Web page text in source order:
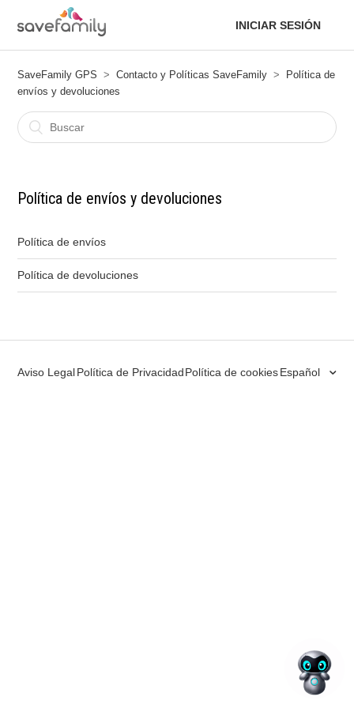
INICIAR SESIÓN
SaveFamily GPS Contacto y Políticas SaveFamily
Política de
envíos y devoluciones
Política de envíos y devoluciones
Política de envíos
Política de devoluciones
Aviso LegalPolítica de PrivacidadPolítica de cookiesEspañol